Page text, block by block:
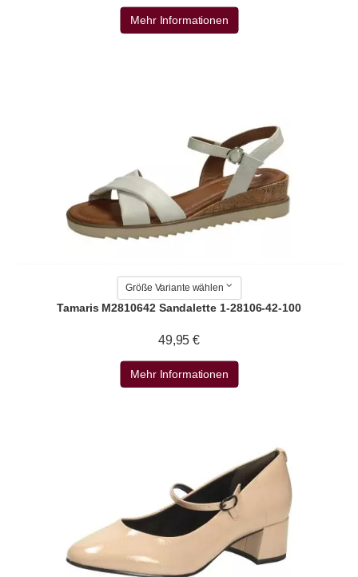
Mehr Informationen
Größe Variante wählen
Tamaris M2810642 Sandalette 1-28106-42-100
49,95 €
Mehr Informationen